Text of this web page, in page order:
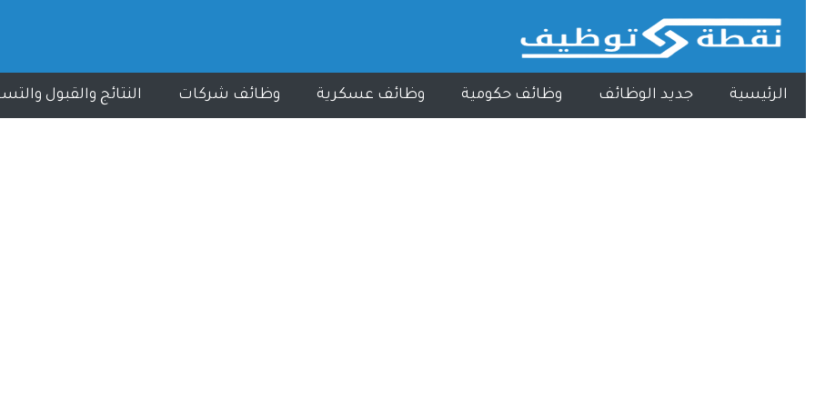
الرئيسية جديد الوظائف وظائف حكومية وظائف عسكرية وظائف شركات النتائج والقبول